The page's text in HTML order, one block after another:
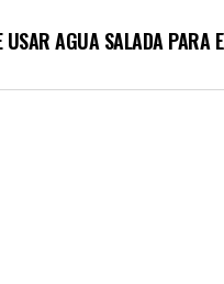
USAR AGUA SALADA PARA